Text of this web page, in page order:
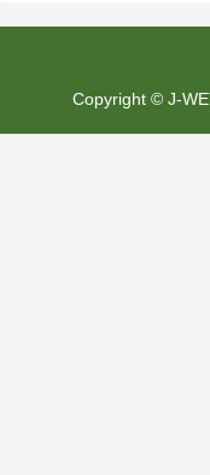
Copyright © J-